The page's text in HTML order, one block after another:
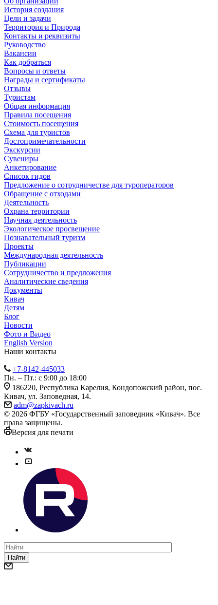
История создания
Цели и задачи
Территория и Природа
Контакты и реквизиты
Руководство
Вакансии
Как добраться
Вопросы и ответы
Награды и сертификаты
Отзывы
Туристам
Общая информация
Правила посещения
Стоимость посещения
Схема для туристов
Достопримечательности
Экскурсии
Сувениры
Анкетирование
Список гидов
Предложение о сотрудничестве для туроператоров
Обращение с отходами
Деятельность
Охрана территории
Научная деятельность
Экологическое просвещение
Познавательный туризм
Проекты
Международная деятельность
Публикации
Сотрудничество и предложения
Аналитические сведения
Документы
Кивач
Детям
Блог
Новости
Фото и Видео
English Version
Наши контакты
+7-8142-445033
Пн. – Пт.: с 9:00 до 18:00
186220, Республика Карелия, Кондопожский район, пос.
Кивач, ул. Заповедная, 14.
adm@zapkivach.ru
© 2026 ФГБУ «Государственный заповедник «Кивач». Все
права защищены.
Версия для печати
Найти